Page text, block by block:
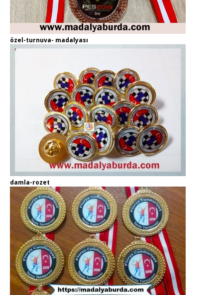
özel-turnuva- madalyası
damla-rozet